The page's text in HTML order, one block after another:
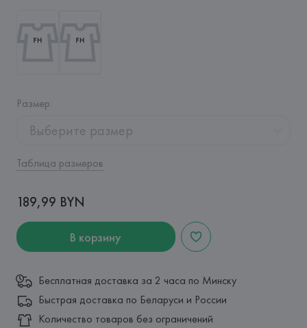
Размер:
Выберите размер
Таблица размеров
189,99 BYN
В корзину
Бесплатная доставка за 2 часа по Минску
Быстрая доставка по Беларуси и России
Количество товаров без ограничений